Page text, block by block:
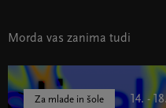
Morda vas zanima tudi
Za mlade in šole 14. -